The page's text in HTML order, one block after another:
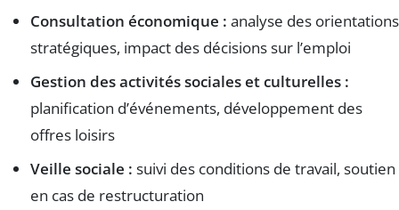
Consultation économique : analyse des orientations
stratégiques, impact des décisions sur l’emploi
Gestion des activités sociales et culturelles :
planification d’événements, développement des
offres loisirs
Veille sociale : suivi des conditions de travail, soutien
en cas de restructuration